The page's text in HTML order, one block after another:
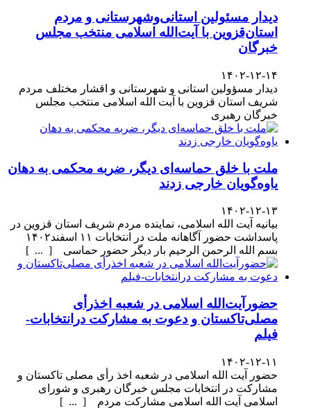
دیدار مسئولین استانی‌وشهرستانی و مردم‌
استان‌قزوین با آیت‌الله‌ اسلامی منتخب مجلس‌
خبرگان
۱۴۰۲-۱۲-۱۴
دیدار مسؤولین استانی و شهرستانی و اقشار مختلف مردم
شریف استان قزوین با آیت الله اسلامی منتخب مجلس
خبرگان رهبری
ملت با خلق حماسه‌ای دیگر، ضربه محکمی به دهان
یاوه‌گویان خارجی زدند
۱۴۰۲-۱۲-۱۳
بیانیه آیت الله اسلامی، نماینده مردم شریف استان قزوین در
پاسداشت حضور آگاهانه ملت در انتخابات ۱۱ اسفند۱۴۰۲
بسم الله الرحمن الرحیم بار دیگر حضور حماسی [ ... ]
حضورآیت‌الله اسلامی در شعبه اخذرأی
مصلی‌تاکستان و دعوت به مشارکت درانتخابات-
فیلم
۱۴۰۲-۱۲-۱۱
حضور آیت الله اسلامی در شعبه اخذ رأی مصلی تاکستان و
مشارکت در انتخابات مجلس خبرگان رهبری و شورای
اسلامی آیت الله اسلامی مشارکت مردم [ ... ]